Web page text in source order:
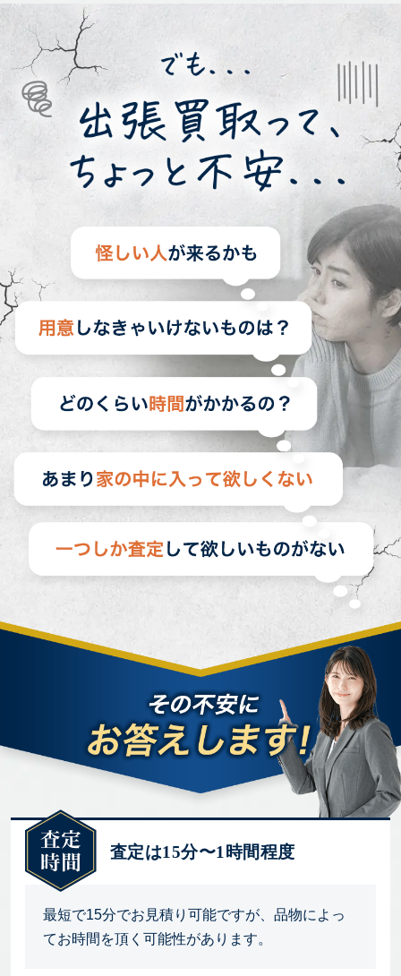
査定は15分〜1時間程度
最短で15分でお見積り可能ですが、品物によっ
てお時間を頂く可能性があります。